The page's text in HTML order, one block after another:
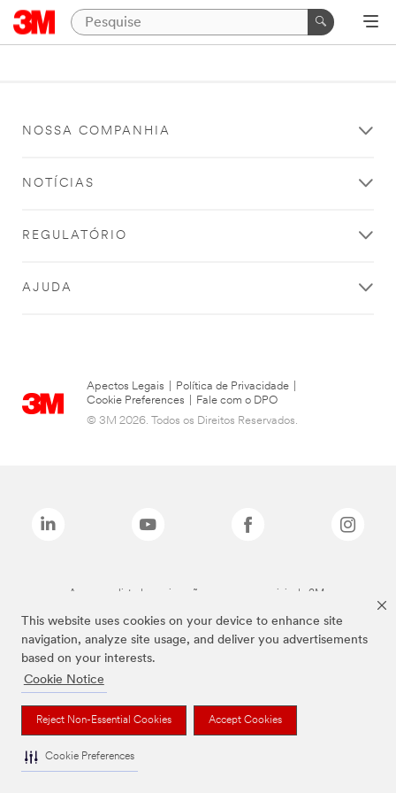
This website uses cookies on your device to enhance site
navigation, analyze site usage, and deliver you advertisements
based on your interests.
Cookie Notice
Reject Non-Essential Cookies Accept Cookies
Cookie Preferences
NOSSA COMPANHIA
NOTÍCIAS
REGULATÓRIO
AJUDA
Apectos Legais Política de Privacidade
Cookie Preferences
Fale com o DPO
© 3M 2026. Todos os Direitos Reservados.
As marcas listadas a cima são marcas comerciais da 3M.